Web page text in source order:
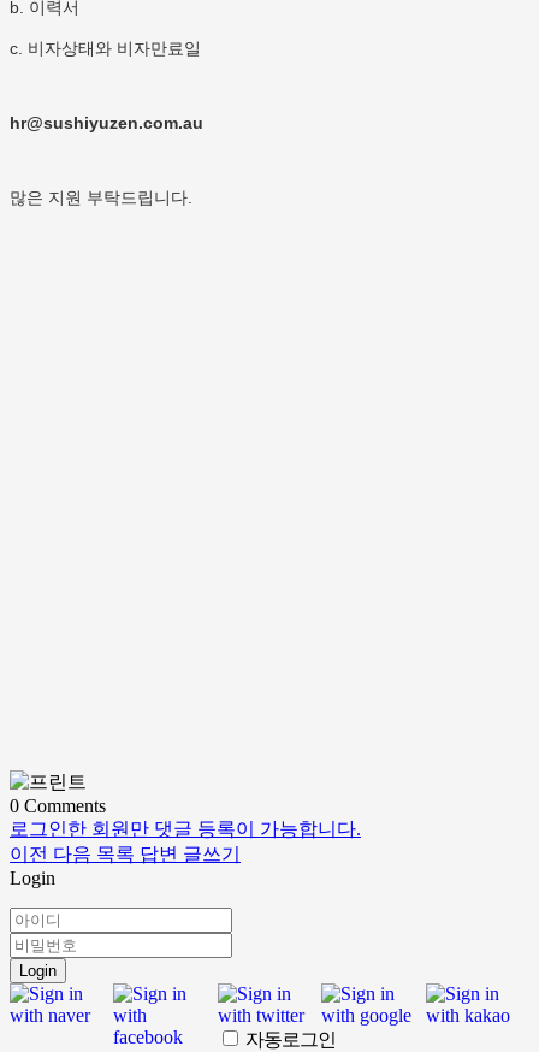
b. 이력서
c. 비자상태와 비자만료일
hr@sushiyuzen.com.au
많은 지원 부탁드립니다.
0 Comments
로그인한 회원만 댓글 등록이 가능합니다.
이전 다음 목록 답변 글쓰기
Login
Login
자동로그인